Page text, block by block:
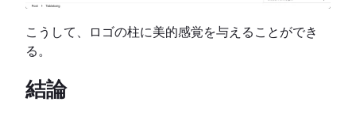
こうして、ロゴの柱に美的感覚を与えることができ
る。
結論